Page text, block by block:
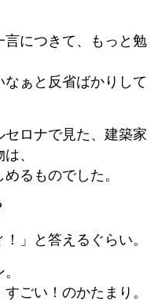
につきて、もっと勉
ぁと反省ばかりして
ロナで見た、建築家
、
るものでした。
」と答えるぐらい。
ごい！のかたまり。